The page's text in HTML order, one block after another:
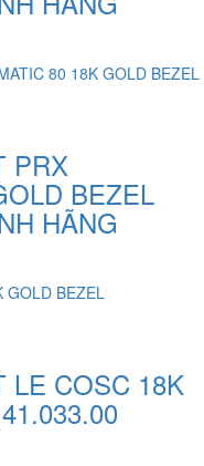
PRX
BEZEL
HÃNG
LE COSC 18K